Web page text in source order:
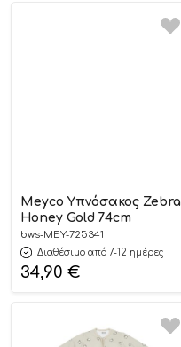
Meyco Υπνόσακος Zebra
Honey Gold 74cm
bws-MEY-725341
Διαθέσιμο από 7-12 ημέρες
34,90 €